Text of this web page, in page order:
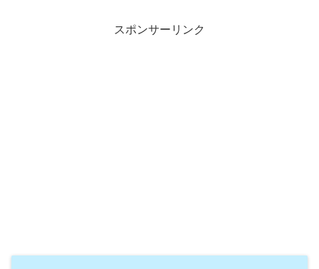
スポンサーリンク